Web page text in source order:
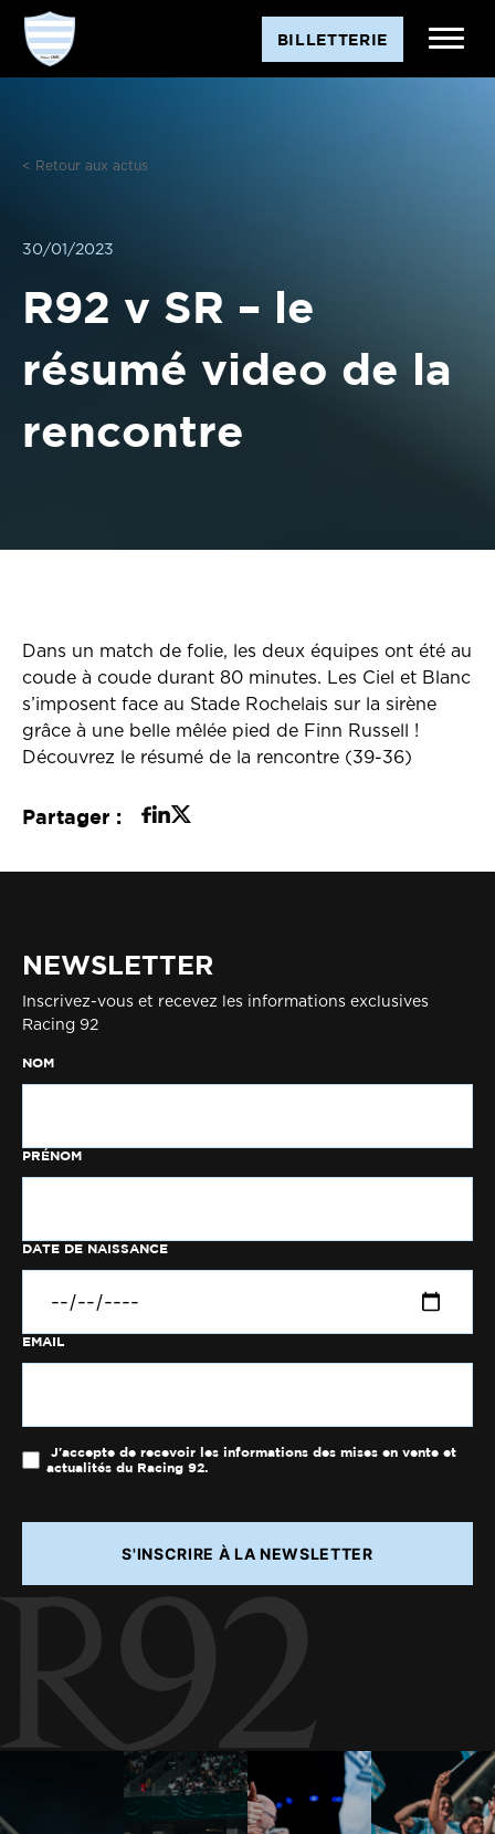
Aller
contenu
BILLETTERIE
< Retour aux actus
30/01/2023
R92 v SR – le
résumé video de la
rencontre
Dans un match de folie, les deux équipes ont été au
coude à coude durant 80 minutes. Les Ciel et Blanc
s’imposent face au Stade Rochelais sur la sirène
grâce à une belle mêlée pied de Finn Russell !
Découvrez le résumé de la rencontre (39-36)
Partager :
NEWSLETTER
Inscrivez-vous et recevez les informations exclusives
Racing 92
NOM
PRÉNOM
DATE DE NAISSANCE
EMAIL
J'accepte de recevoir les informations des mises en vente et
actualités du Racing 92.
S'INSCRIRE À LA NEWSLETTER